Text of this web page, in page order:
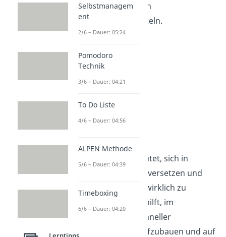
nutzt es, um dich
weiterzuentwickeln.
bedeutet, sich in
andere hineinzuversetzen und
ihre Sichtweise wirklich zu
verstehen. Das hilft, im
Arbeitsalltag schneller
Beziehungen aufzubauen und auf
Selbstmanagem
ent
2/6 – Dauer: 05:24
Pomodoro
Technik
3/6 – Dauer: 04:21
To Do Liste
4/6 – Dauer: 04:56
ALPEN Methode
5/6 – Dauer: 04:39
Timeboxing
6/6 – Dauer: 04:20